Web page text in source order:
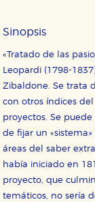
Sinopsis
«Tratado de las
Leopardi (1798-
Zibaldone. Se trata
con otros índices
proyectos. Se
de fijar un
áreas del saber
había iniciado en
proyecto, que
temáticos, no sería
web
nuestro
áreas de